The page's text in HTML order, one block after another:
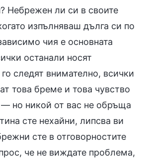
Небрежен ли си в своите
изпълняваш дълга си по
чия е основната
останали носят
следят внимателно, всички
това бреме и това чувство
— но никой от вас не обръща
сте нехайни, липсва ви
сте в отговорностите
че не виждате проблема,